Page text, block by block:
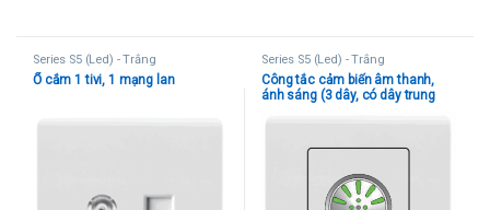
Series S5 (Led) - Trắng
Ổ cắm 1 tivi, 1 mạng lan
Series S5 (Led) - Trắng
Công tắc cảm biến âm thanh,
ánh sáng (3 dây, có dây trung